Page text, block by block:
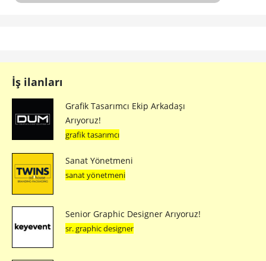
İş ilanları
Grafik Tasarımcı Ekip Arkadaşı
Arıyoruz!
grafik tasarımcı
Sanat Yönetmeni
sanat yönetmeni
Senior Graphic Designer Arıyoruz!
sr. graphic designer